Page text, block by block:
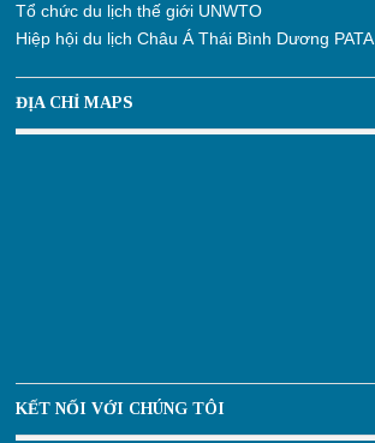
Tổ chức du lịch thế giới UNWTO
Hiệp hội du lịch Châu Á Thái Bình Dương PATA
ĐỊA CHỈ MAPS
KẾT NỐI VỚI CHÚNG TÔI